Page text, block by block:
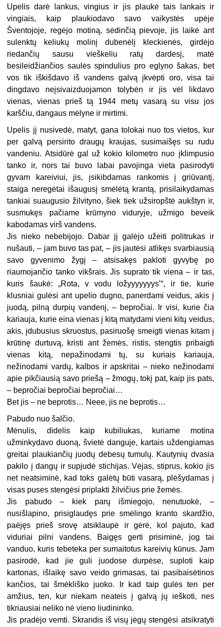
Upelis darė lankus, vingius ir jis plaukė tais lankais ir
vingiais, kaip plaukiodavo savo vaikystės upėje
Šventojoje, regėjo motiną, sėdinčią pievoje, jis laikė ant
sulenktų keliukų molinį dubenėlį kleckienės, girdėjo
riedančių sausu vieškeliu ratų dardesį, matė
besileidžiančios saulės spindulius pro eglyno šakas, bet
vos tik iškišdavo iš vandens galvą įkvėpti oro, visa tai
dingdavo neįsivaizduojamon tolybėn ir jis vėl likdavo
vienas, vienas prieš tą 1944 metų vasarą su visu jos
karščiu, dangaus mėlyne ir mirtimi.
Upelis jį nusivedė, matyt, gana tolokai nuo tos vietos, kur
per galvą persirito draugų kraujas, susimaišęs su rudu
vandeniu. Atsidūrė gal už kokio kilometro nuo įklimpusio
tanko ir, nors tai buvo labai pavojinga vieta pasirodyti
gyvam kareiviui, jis, įsikibdamas rankomis į griūvantį,
staiga neregėtai išaugusį smėlėtą krantą, prisilaikydamas
tankiai suaugusio žilvityno, šiek tiek užsiropštė aukštyn ir,
susmukęs pačiame krūmyno viduryje, užmigo beveik
kabodamas virš vandens.
Jis nieko nebebijojo. Dabar jį galėjo užeiti politrukas ir
nušauti, – jam buvo tas pat, – jis jautėsi atlikęs svarbiausią
savo gyvenimo žygį – atsisakęs pakloti gyvybę po
riaumojančio tanko vikšrais. Jis suprato tik viena – ir tas,
kuris šaukė: „Rota, v vodu ložyyyyyyys’“, ir tie, kurie
klusniai gulėsi ant upelio dugno, panerdami veidus, akis į
juodą, pilną durpių vandenį, – bepročiai. Ir visi, kurie čia
kariauja, kurie eina vienas į kitą matydami vieni kitų veidus,
akis, įdubusius skruostus, pasiruošę smeigti vienas kitam į
krūtinę durtuvą, kristi ant žemės, ristis, stengtis pribaigti
vienas kitą, nepažinodami tų, su kuriais kariauja,
nežinodami vardų, kalbos ir apskritai – nieko nežinodami
apie pikčiausią savo priešą – žmogų, tokį pat, kaip jis pats,
– bepročiai bepročiai bepročiai…
Bet jis – ne beprotis… Neee, jis ne beprotis…
Pabudo nuo šalčio.
Mėnulis, didelis kaip kubiliukas, kuriame motina
užminkydavo duoną, švietė danguje, kartais uždengiamas
greitai plaukiančių juodų debesų tumulų. Kautynių dvasia
pakilo į dangų ir supjudė stichijas. Vėjas, stiprus, kokio jis
net neatsiminė, kad toks galėtų būti vasarą, plėšydamas į
visas puses stengėsi priplakti žilvičius prie žemės.
Jis pabudo – kiek parų išmiegojo, nenutuokė, –
nusišlapino, prisiglaudęs prie smėlingo kranto skardžio,
paėjęs prieš srovę atsiklaupė ir gėrė, kol pajuto, kad
viduriai pilni vandens. Baigęs gerti prisiminė, jog tai
vanduo, kuris tebeteka per sumaitotus kareivių kūnus. Jam
pasirodė, kad jie guli juodose durpėse, suploti kaip
kartonas, išlaikę savo veido grimasas, tai pasibaisėtinos
kančios, tai šmėkliško juoko. Ir kad taip gulės ten per
amžius, ten, kur niekam neateis į galvą jų ieškoti, nes
tikriausiai neliko nė vieno liudininko.
Jis pradėjo vemti. Skrandis iš visų jėgų stengėsi atsikratyti